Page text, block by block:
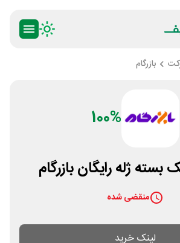
بازرگام
100%
ژله رایگان بازرگام
منقضی شده
لینک خرید